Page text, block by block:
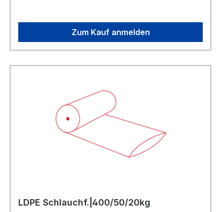
Zum Kauf anmelden
LDPE Schlauchf.|400/50/20kg